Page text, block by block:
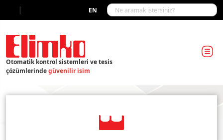
EN
|
Otomatik kontrol sistemleri ve tesis
çözümlerindegüvenilir isim